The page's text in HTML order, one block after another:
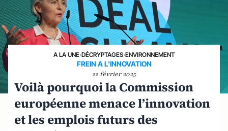
A LA UNE›DÉCRYPTAGES›ENVIRONNEMENT
FREIN A L'INNOVATION
22 février 2025
Voilà pourquoi la Commission
européenne menace l’innovation
et les emplois futurs des